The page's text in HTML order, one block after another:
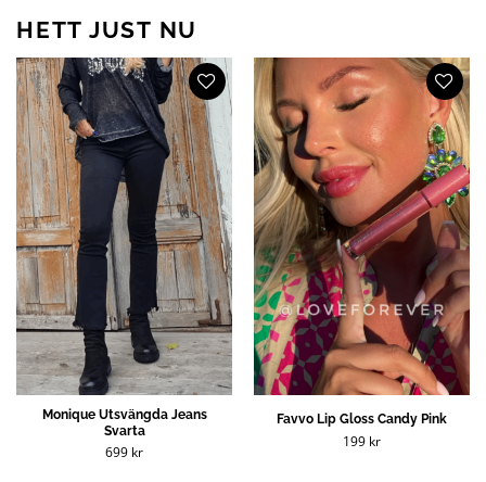
HETT JUST NU
Monique Utsvängda Jeans
Svarta
699 kr
Favvo Lip Gloss Candy Pink
199 kr